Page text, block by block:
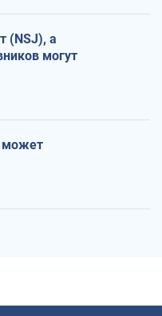
(NSJ), а
могут
может